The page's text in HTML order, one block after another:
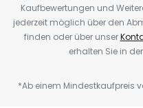
Kaufbewertungen und
jederzeit möglich über den
finden oder über unser
erhalten Sie in der
*Ab einem Mindestkaufpreis